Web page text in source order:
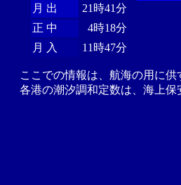
月 出
21時41分
正 中
4時18分
月 入
11時47分
ここでの情報は、航海の用に
各港の潮汐調和定数は、海上